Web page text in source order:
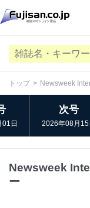
トップ Newsweek
01日
次号
2026年08月15
Newsweek
ー